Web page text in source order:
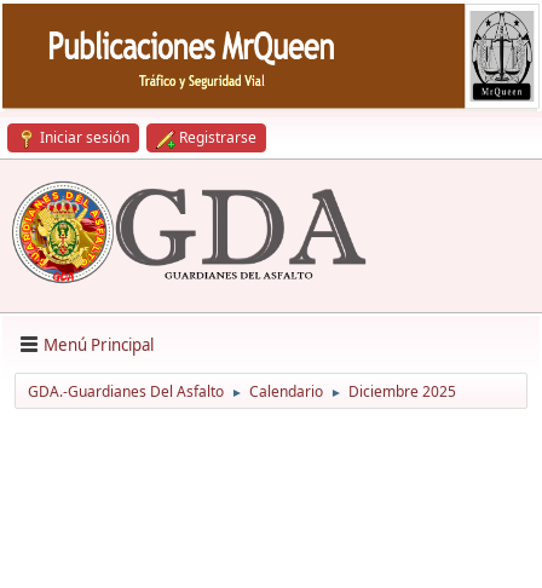
Iniciar sesión Registrarse
Menú Principal
GDA.-Guardianes Del Asfalto ► Calendario ► Diciembre 2025